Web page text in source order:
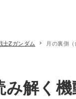
士Zガンダム 月の裏側
解く